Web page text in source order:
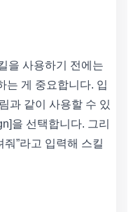
을 사용하기 전에는
는 게 중요합니다. 입
과 같이 사용할 수 있
을 선택합니다. 그리
줘”라고 입력해 스킬